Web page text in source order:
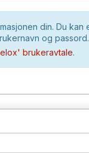
din. Du
og passord.
brukeravtale.